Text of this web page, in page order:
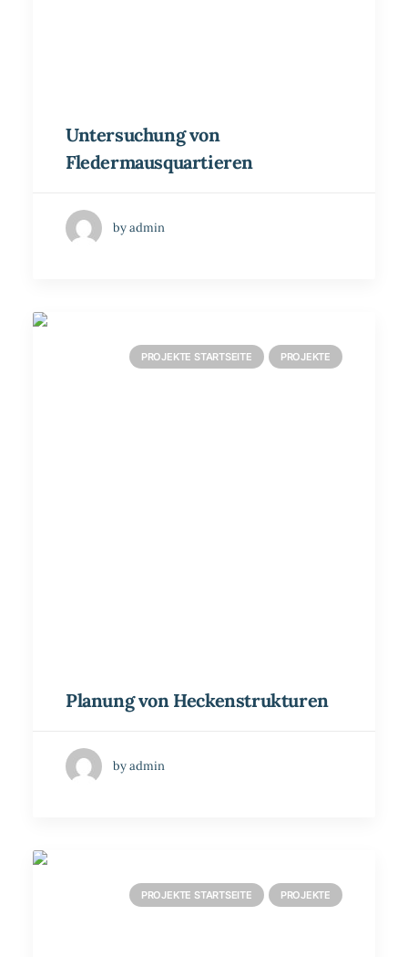
Untersuchung von
Fledermausquartieren
by admin
PROJEKTE STARTSEITE PROJEKTE
Planung von Heckenstrukturen
by admin
PROJEKTE STARTSEITE PROJEKTE